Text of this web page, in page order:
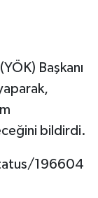
Başkanı
bildirdi.
196604